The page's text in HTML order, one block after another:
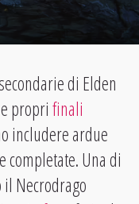
di Elden
proprifinali
includere ardue
completate. Una di
Necrodrago